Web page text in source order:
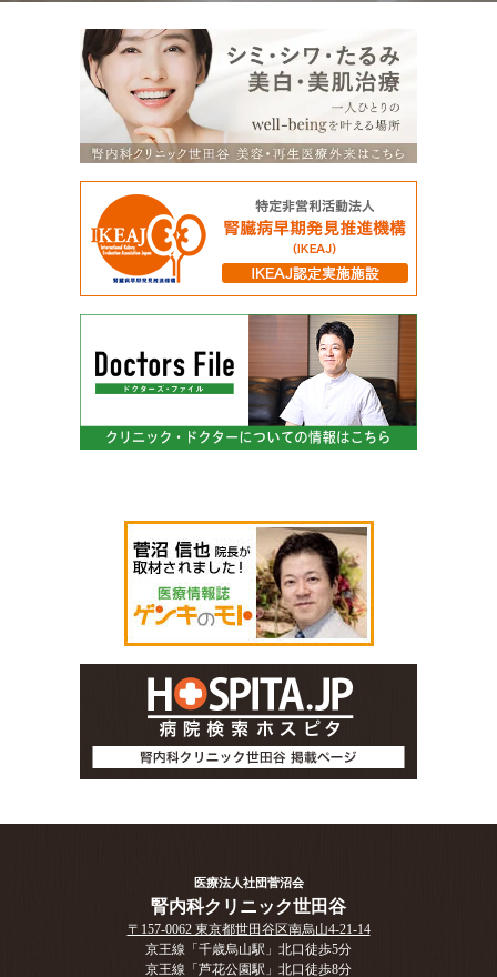
医療法人社団菅沼会
腎内科クリニック世田谷
〒157-0062 東京都世田谷区南烏山4-21-14
京王線「千歳烏山駅」北口徒歩5分
京王線「芦花公園駅」北口徒歩8分